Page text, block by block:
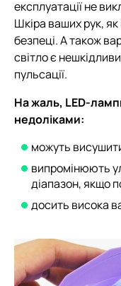
експлуатації не
Шкіра ваших рук, як
безпеці. А також
світло є
пульсації.
На жаль, LED-
недоліками:
можуть
випромінюють
діапазон, якщо
досить висока